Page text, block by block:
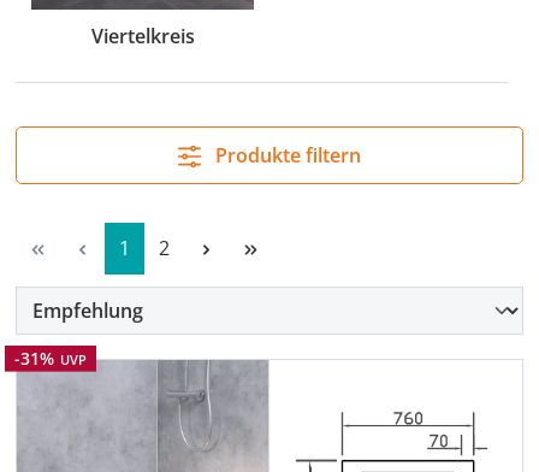
Viertelkreis
Produkte filtern
Seite
1 Seite
2
Rabatt
-31% UVP